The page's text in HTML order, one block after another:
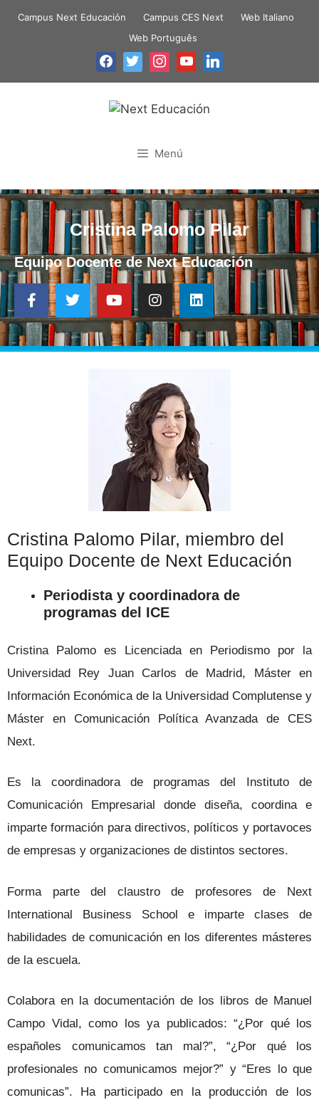
Campus Next Educación Campus CES Next
Web Italiano
Web Português
Menú
Cristina Palomo Pilar
Equipo Docente de Next Educación
Cristina Palomo Pilar, miembro del
Equipo Docente de Next Educación
Periodista y coordinadora de
programas del ICE
Cristina Palomo es Licenciada en Periodismo por la
Universidad Rey Juan Carlos de Madrid, Máster en
Información Económica de la Universidad Complutense y
Máster en Comunicación Política Avanzada de CES
Next.
Es la coordinadora de programas del Instituto de
Comunicación Empresarial donde diseña, coordina e
imparte formación para directivos, políticos y portavoces
de empresas y organizaciones de distintos sectores.
Forma parte del claustro de profesores de Next
International Business School e imparte clases de
habilidades de comunicación en los diferentes másteres
de la escuela.
Colabora en la documentación de los libros de Manuel
Campo Vidal, como los ya publicados: “¿Por qué los
españoles comunicamos tan mal?”, “¿Por qué los
profesionales no comunicamos mejor?” y “Eres lo que
comunicas”. Ha participado en la producción de los